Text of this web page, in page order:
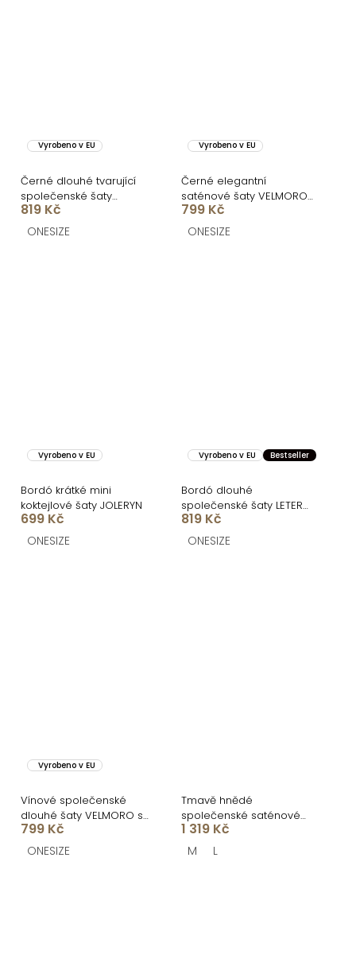
Vyrobeno v EU
Černé dlouhé tvarující
společenské šaty
DRAVELY s rozparkem
819 Kč
ONESIZE
Vyrobeno v EU
Černé elegantní
saténové šaty VELMORO
s body
799 Kč
ONESIZE
Vyrobeno v EU
Bordó krátké mini
koktejlové šaty JOLERYN
699 Kč
ONESIZE
Vyrobeno v EU Bestseller
Bordó dlouhé
společenské šaty LETERA
s řasením
819 Kč
ONESIZE
Vyrobeno v EU
Vínové společenské
dlouhé šaty VELMORO s
body
799 Kč
ONESIZE
Tmavě hnědé
společenské saténové
dlouhé šaty ZUNDARA
1 319 Kč
M L